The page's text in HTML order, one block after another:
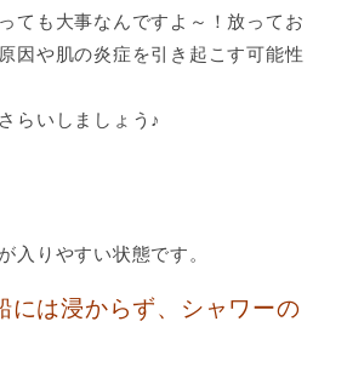
ても大事なんですよ～！放ってお
因や肌の炎症を引き起こす可能性
らいしましょう♪
入りやすい状態です。
には浸からず、シャワーの